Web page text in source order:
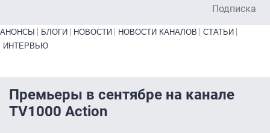
Подписка
Primary links bottom
АНОНСЫ БЛОГИ НОВОСТИ НОВОСТИ КАНАЛОВ
СТАТЬИ
ИНТЕРВЬЮ
Премьеры в сентябре на канале
TV1000 Action